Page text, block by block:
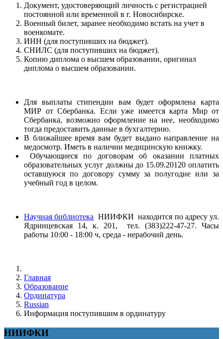
Документ, удостоверяющий личность с регистрацией
постоянной или временной в г. Новосибирске.
Военный билет, заранее необходимо встать на учет в
военкомате.
ИНН (для поступивших на бюджет).
СНИЛС (для поступивших на бюджет).
Копию диплома о высшем образовании, оригинал
диплома о высшем образовании.
Для выплаты стипендии вам будет оформлена карта
МИР от Сбербанка. Если уже имеется карта Мир от
Сбербанка, возможно оформление на нее, необходимо
тогда предоставить данные в бухгалтерию.
В ближайшее время вам будет выдано направление на
медосмотр. Иметь в наличии медицинскую книжку.
Обучающиеся по договорам об оказании платных
образовательных услуг должны до 15.09.20120 оплатить
оставшуюся по договору сумму за полугодие или за
учебный год в целом.
Научная библиотека НИИФКИ находится по адресу ул.
Ядринцевская 14, к. 201, тел. (383)222-47-27. Часы
работы 10:00 - 18:00 ч, среда - нерабочий день.
Главная
Образование
Ординатура
Russian
Информация поступившим в ординатуру
НИИФКИ